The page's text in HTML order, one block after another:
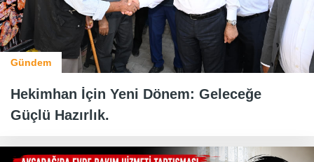
Gündem
Hekimhan İçin Yeni Dönem: Geleceğe
Güçlü Hazırlık.